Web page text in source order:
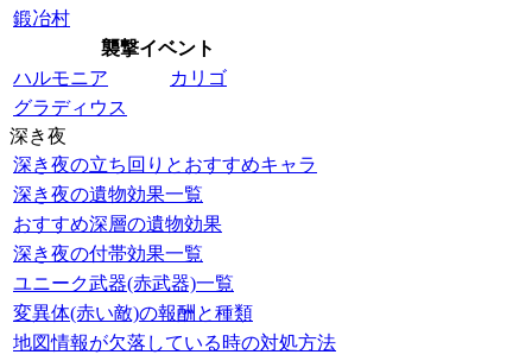
鍛冶村
襲撃イベント
ハルモニア
カリゴ
グラディウス
深き夜
深き夜の立ち回りとおすすめキャラ
深き夜の遺物効果一覧
おすすめ深層の遺物効果
深き夜の付帯効果一覧
ユニーク武器(赤武器)一覧
変異体(赤い敵)の報酬と種類
地図情報が欠落している時の対処方法